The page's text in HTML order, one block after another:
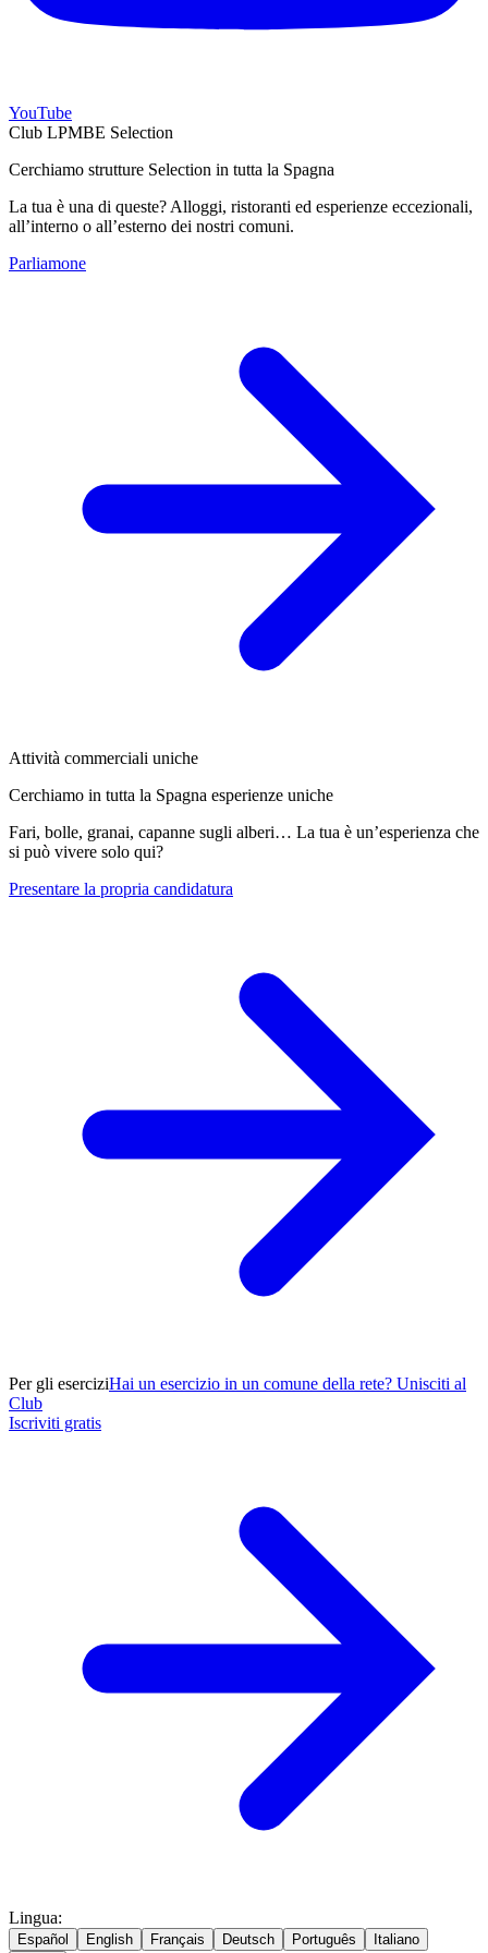
YouTube
Club LPMBE Selection
Cerchiamo strutture Selection in tutta la Spagna
La tua è una di queste? Alloggi, ristoranti ed esperienze eccezionali,
all’interno o all’esterno dei nostri comuni.
Parliamone
Attività commerciali uniche
Cerchiamo in tutta la Spagna esperienze uniche
Fari, bolle, granai, capanne sugli alberi… La tua è un’esperienza che
si può vivere solo qui?
Presentare la propria candidatura
Per gli eserciziHai un esercizio in un comune della rete? Unisciti al
Club
Iscriviti gratis
Lingua:
Español English Français Deutsch Português Italiano